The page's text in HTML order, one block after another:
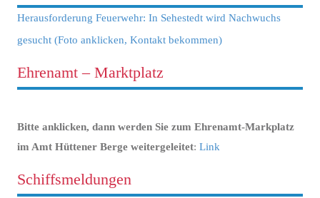
Herausforderung Feuerwehr: In Sehestedt wird Nachwuchs
gesucht (Foto anklicken, Kontakt bekommen)
Ehrenamt – Marktplatz
Bitte anklicken, dann werden Sie zum Ehrenamt-Markplatz
im Amt Hüttener Berge weitergeleitet: Link
Schiffsmeldungen